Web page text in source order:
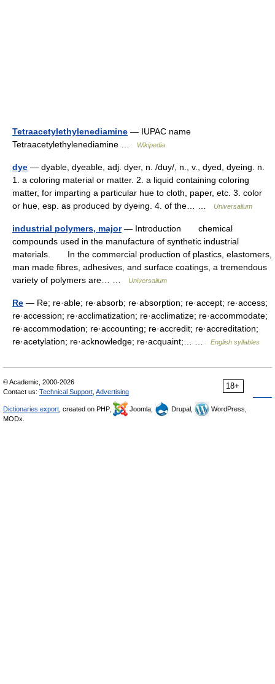
Tetraacetylethylenediamine — IUPAC name
Tetraacetylethylenediamine …
Wikipedia
dye — dyable, dyeable, adj. dyer, n. /duy/, n., v., dyed, dyeing. n.
1. a coloring material or matter. 2. a liquid containing coloring
matter, for imparting a particular hue to cloth, paper, etc. 3. color
or hue, esp. as produced by dyeing. 4. of the… …
Universalium
industrial polymers, major— Introduction chemical
compounds used in the manufacture of synthetic industrial
materials. In the commercial production of plastics, elastomers,
man made fibres, adhesives, and surface coatings, a tremendous
variety of polymers are… …
Universalium
Re — Re; re·able; re·absorb; re·absorption; re·accept; re·access;
re·accession; re·acclimatization; re·acclimatize; re·accommodate;
re·accommodation; re·accounting; re·accredit; re·accreditation;
re·acetylation; re·acknowledge; re·acquaint;… …
English syllables
18+
© Academic, 2000-2026
Contact us: Technical Support Advertising
Dictionaries export , created on PHP, Joomla, Drupal,
WordPress,
MODx.